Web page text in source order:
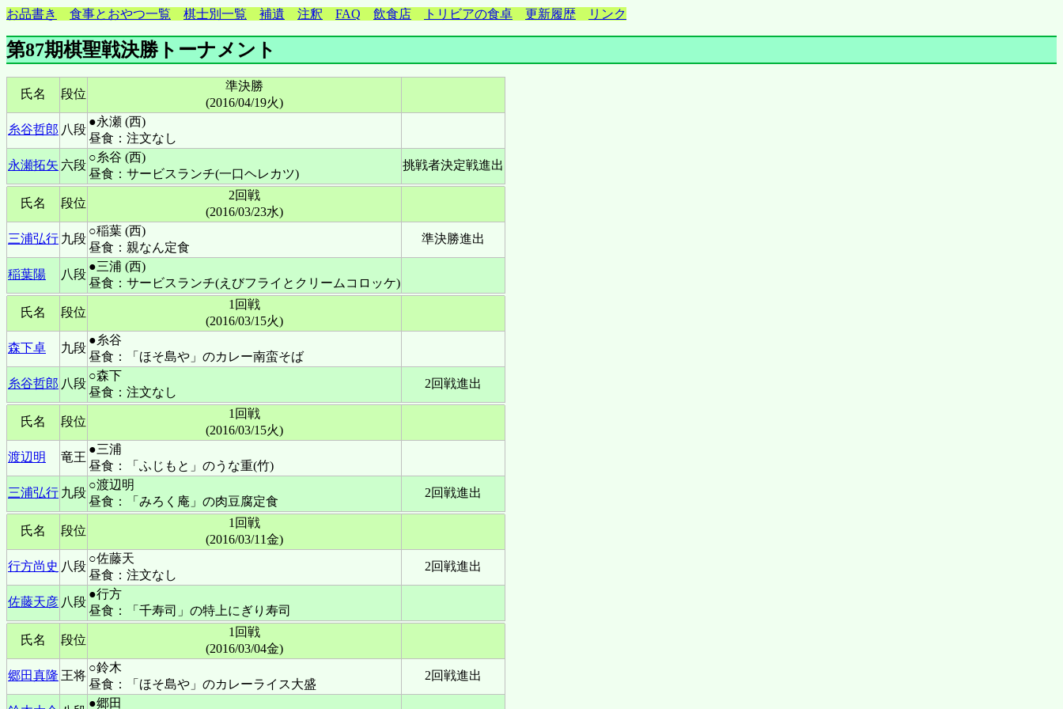
お品書き 食事とおやつ一覧 棋士別一覧 補遺 注釈 FAQ 飲食店 トリビアの食卓 更新履歴 リンク
第87期棋聖戦決勝トーナメント
氏名 段位
準決勝
(2016/04/19火)
糸谷哲郎 八段
●永瀬 (西)
昼食：注文なし
永瀬拓矢 六段
○糸谷 (西)
昼食：サービスランチ(一口ヘレカツ)
挑戦者決定戦進出
氏名 段位
2回戦
(2016/03/23水)
三浦弘行 九段
○稲葉 (西)
昼食：親なん定食
準決勝進出
稲葉陽 八段
●三浦 (西)
昼食：サービスランチ(えびフライとクリームコロッケ)
氏名 段位
1回戦
(2016/03/15火)
森下卓
九段
●糸谷
昼食：「ほそ島や」のカレー南蛮そば
糸谷哲郎 八段
○森下
昼食：注文なし
2回戦進出
氏名 段位
1回戦
(2016/03/15火)
渡辺明
竜王
●三浦
昼食：「ふじもと」のうな重(竹)
三浦弘行 九段
○渡辺明
昼食：「みろく庵」の肉豆腐定食
2回戦進出
氏名 段位
1回戦
(2016/03/11金)
行方尚史 八段
○佐藤天
昼食：注文なし
2回戦進出
佐藤天彦 八段
●行方
昼食：「千寿司」の特上にぎり寿司
氏名 段位
1回戦
(2016/03/04金)
郷田真隆 王将
○鈴木
昼食：「ほそ島や」のカレーライス大盛
2回戦進出
●郷田